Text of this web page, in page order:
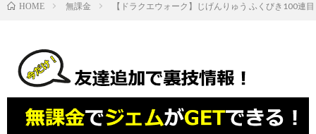
HOME 無課金 【ドラクエウォーク】じげんりゅう ふくびき100連